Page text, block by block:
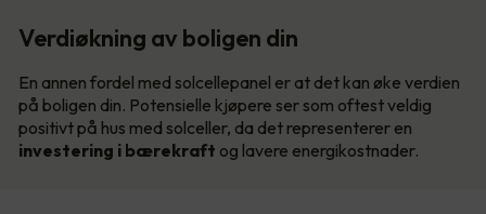
Verdiøkning av boligen din
En annen fordel med solcellepanel er at det kan øke verdien
på boligen din. Potensielle kjøpere ser som oftest veldig
positivt på hus med solceller, da det representerer en
investering i bærekraft og lavere energikostnader.